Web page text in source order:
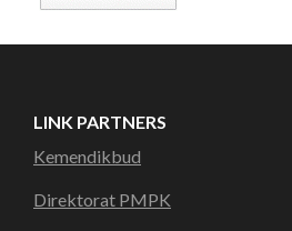
LINK PARTNERS
Kemendikbud
Direktorat PMPK